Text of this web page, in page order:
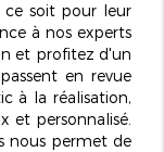
ce soit pour leur
à nos experts
et profitez d'un
en revue
à la réalisation,
et personnalisé.
nous permet de